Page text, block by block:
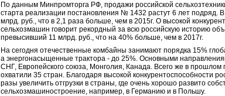
По данным Минпромторга РФ, продажи российской
старта реализации постановления № 1432 растут 6 лет подряд. В
млрд. руб., что в 2,1 раза больше, чем в 2015г. О высокой
сельхозмашин говорит рекордный за всю российскую историю
превысивший 11 млрд. руб., что на 40% больше, чем в 2017г.
На сегодня отечественные комбайны занимают порядка 15%
а энергонасыщенные трактора - до 25%. Основными
СНГ, Европейского союза, Монголия, Канада. Всего же в прошлом
охватили 35 стран. Благодаря высокой конкурентоспособности
разы увеличить отгрузки в страны, где очень хорошо развито
сельхозмашиностроение, например, в Германию и в Польшу.